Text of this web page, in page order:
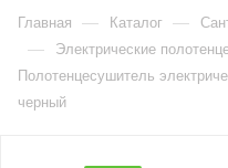
Главная — Каталог —
— Электрические
Полотенцесушитель
черный